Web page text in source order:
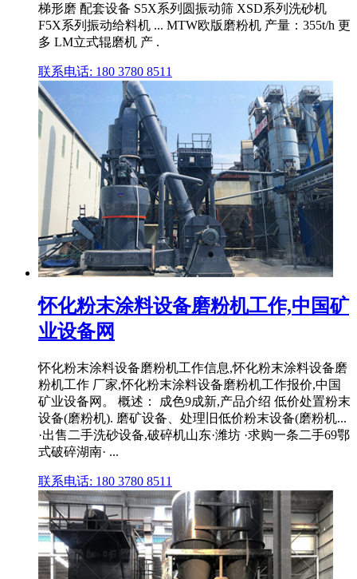
梯形磨 配套设备 S5X系列圆振动筛 XSD系列洗砂机
F5X系列振动给料机 ... MTW欧版磨粉机 产量：355t/h 更
多 LM立式辊磨机 产 .
联系电话: 180 3780 8511
怀化粉末涂料设备磨粉机工作,中国矿
业设备网
怀化粉末涂料设备磨粉机工作信息,怀化粉末涂料设备磨
粉机工作 厂家,怀化粉末涂料设备磨粉机工作报价,中国
矿业设备网。 概述： 成色9成新,产品介绍 低价处置粉末
设备(磨粉机). 磨矿设备、处理旧低价粉末设备(磨粉机...
·出售二手洗砂设备,破碎机山东·潍坊 ·求购一条二手69鄂
式破碎湖南· ...
联系电话: 180 3780 8511